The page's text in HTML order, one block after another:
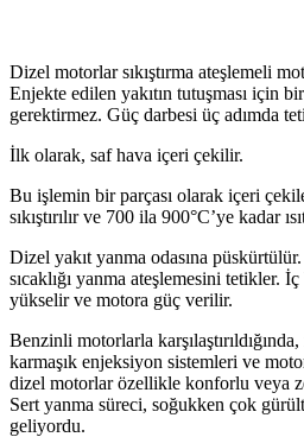
Dizel motorlar sıkıştırma ateşlemeli
Enjekte edilen yakıtın tutuşması için bir
gerektirmez. Güç darbesi üç adımda
İlk olarak, saf hava içeri çekilir.
Bu işlemin bir parçası olarak içeri
sıkıştırılır ve 700 ila 900°C’ye kadar
Dizel yakıt yanma odasına
sıcaklığı yanma ateşlemesini tetikler.
yükselir ve motora güç verilir.
Benzinli motorlarla
karmaşık enjeksiyon sistemleri ve
dizel motorlar özellikle konforlu veya
Sert yanma süreci, soğukken çok
geliyordu.